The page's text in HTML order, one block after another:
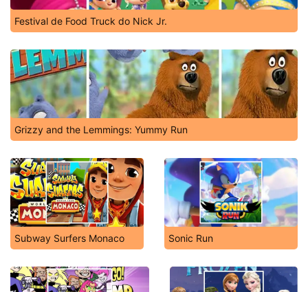
Festival de Food Truck do Nick Jr.
Grizzy and the Lemmings: Yummy Run
Subway Surfers Monaco Sonic Run